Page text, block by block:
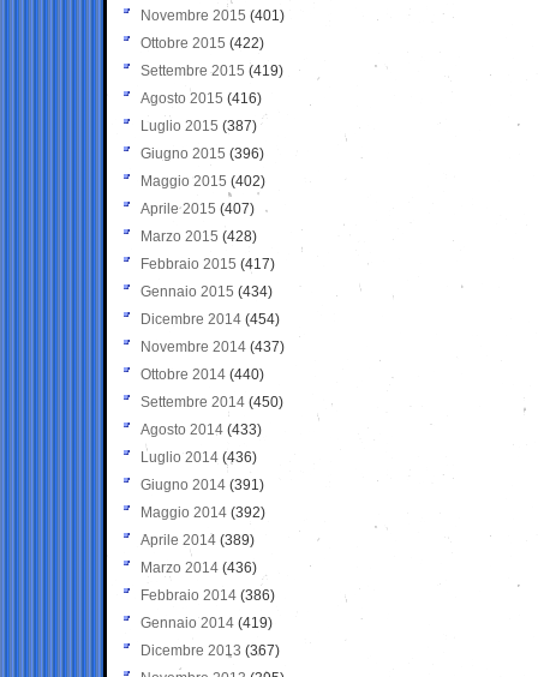
Novembre 2015 (401)
Ottobre 2015 (422)
Settembre 2015 (419)
Agosto 2015 (416)
Luglio 2015 (387)
Giugno 2015 (396)
Maggio 2015 (402)
Aprile 2015 (407)
Marzo 2015 (428)
Febbraio 2015 (417)
Gennaio 2015 (434)
Dicembre 2014 (454)
Novembre 2014 (437)
Ottobre 2014 (440)
Settembre 2014 (450)
Agosto 2014 (433)
Luglio 2014 (436)
Giugno 2014 (391)
Maggio 2014 (392)
Aprile 2014 (389)
Marzo 2014 (436)
Febbraio 2014 (386)
Gennaio 2014 (419)
Dicembre 2013 (367)